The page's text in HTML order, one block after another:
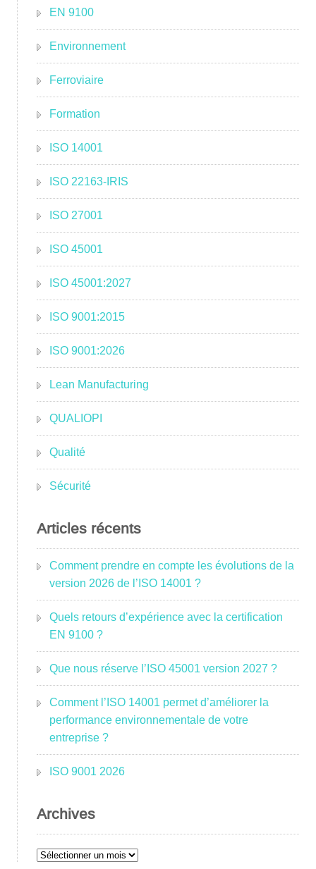
EN 9100
Environnement
Ferroviaire
Formation
ISO 14001
ISO 22163-IRIS
ISO 27001
ISO 45001
ISO 45001:2027
ISO 9001:2015
ISO 9001:2026
Lean Manufacturing
QUALIOPI
Qualité
Sécurité
Articles récents
Comment prendre en compte les évolutions de la
version 2026 de l’ISO 14001 ?
Quels retours d’expérience avec la certification
EN 9100 ?
Que nous réserve l’ISO 45001 version 2027 ?
Comment l’ISO 14001 permet d’améliorer la
performance environnementale de votre
entreprise ?
ISO 9001 2026
Archives
Archives